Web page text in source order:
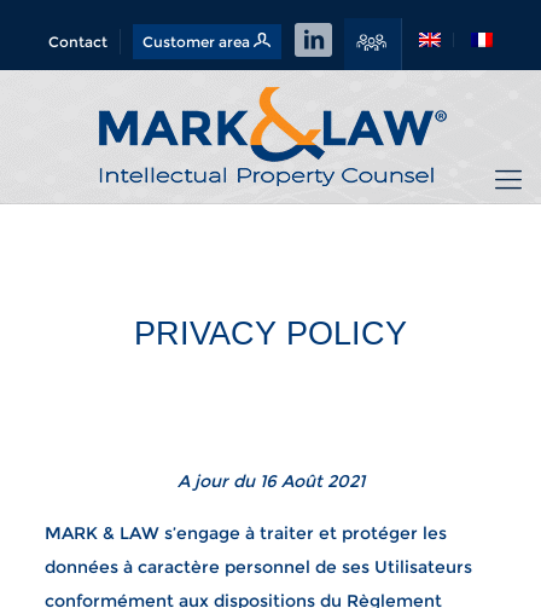
Contact Customer area
PRIVACY POLICY
A jour du 16 Août 2021
MARK & LAW s’engage à traiter et protéger les
données à caractère personnel de ses Utilisateurs
conformément aux dispositions du Règlement